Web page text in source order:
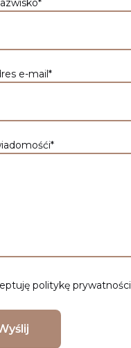
e-mail*
politykę prywatności